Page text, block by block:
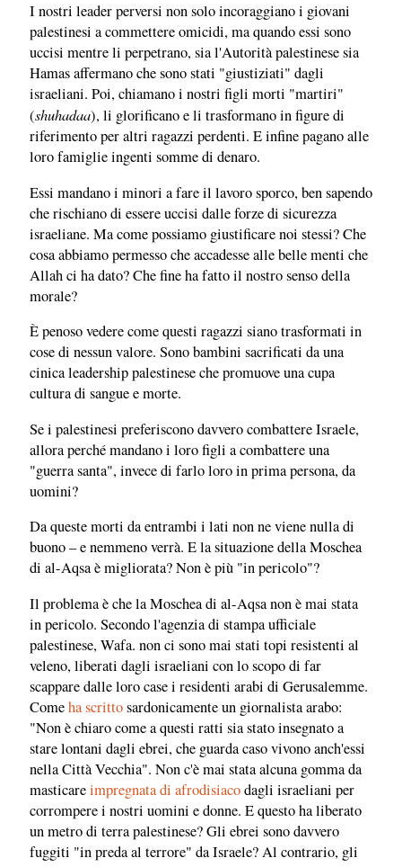
I nostri leader perversi non solo incoraggiano i giovani
palestinesi a commettere omicidi, ma quando essi sono
uccisi mentre li perpetrano, sia l'Autorità palestinese sia
Hamas affermano che sono stati "giustiziati" dagli
israeliani. Poi, chiamano i nostri figli morti "martiri"
(shuhadaa), li glorificano e li trasformano in figure di
riferimento per altri ragazzi perdenti. E infine pagano alle
loro famiglie ingenti somme di denaro.
Essi mandano i minori a fare il lavoro sporco, ben sapendo
che rischiano di essere uccisi dalle forze di sicurezza
israeliane. Ma come possiamo giustificare noi stessi? Che
cosa abbiamo permesso che accadesse alle belle menti che
Allah ci ha dato? Che fine ha fatto il nostro senso della
morale?
È penoso vedere come questi ragazzi siano trasformati in
cose di nessun valore. Sono bambini sacrificati da una
cinica leadership palestinese che promuove una cupa
cultura di sangue e morte.
Se i palestinesi preferiscono davvero combattere Israele,
allora perché mandano i loro figli a combattere una
"guerra santa", invece di farlo loro in prima persona, da
uomini?
Da queste morti da entrambi i lati non ne viene nulla di
buono – e nemmeno verrà. E la situazione della Moschea
di al-Aqsa è migliorata? Non è più "in pericolo"?
Il problema è che la Moschea di al-Aqsa non è mai stata
in pericolo. Secondo l'agenzia di stampa ufficiale
palestinese, Wafa. non ci sono mai stati topi resistenti al
veleno, liberati dagli israeliani con lo scopo di far
scappare dalle loro case i residenti arabi di Gerusalemme.
Comeha scrittosardonicamente un giornalista arabo:
"Non è chiaro come a questi ratti sia stato insegnato a
stare lontani dagli ebrei, che guarda caso vivono anch'essi
nella Città Vecchia". Non c'è mai stata alcuna gomma da
masticareimpregnata di afrodisiacodagli israeliani per
corrompere i nostri uomini e donne. E questo ha liberato
un metro di terra palestinese? Gli ebrei sono davvero
fuggiti "in preda al terrore" da Israele? Al contrario, gli